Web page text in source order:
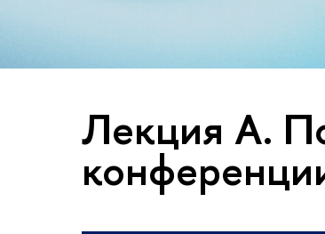
Лекция А.